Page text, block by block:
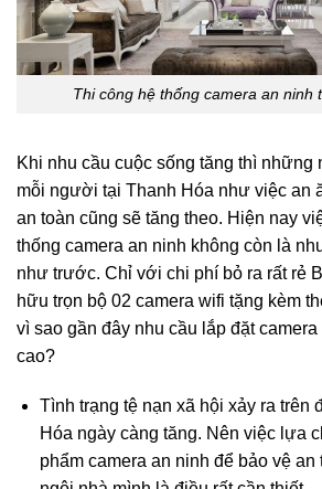
Thi công hệ thống camera an ninh
Khi nhu cầu cuộc sống tăng thì những
mỗi người tại Thanh Hóa như việc an
an toàn cũng sẽ tăng theo. Hiện nay
thống camera an ninh không còn là
như trước. Chỉ với chi phí bỏ ra rất rẻ
hữu trọn bộ 02 camera wifi tặng kèm
vì sao gần đây nhu cầu lắp đặt
cao?
Tình trạng tệ nạn xã hội xảy ra trên
Hóa ngày càng tăng. Nên việc lựa
phẩm camera an ninh để bảo vệ an